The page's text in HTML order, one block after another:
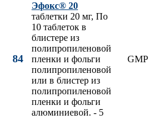
84
Эфокс® 20
таблетки 20 мг, По
10 таблеток в
блистере из
полипропиленовой
пленки и фольги
полипропиленовой
или в блистер из
полипропиленовой
пленки и фольги
алюминиевой. - 5
GMP